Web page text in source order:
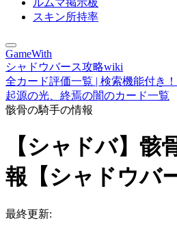
ルムマ掲示板
スキン所持率
GameWith
シャドウバース攻略wiki
全カード評価一覧 | 検索機能付き！
起源の光、終焉の闇のカード一覧
骸骨の騎手の情報
【シャドバ】骸
報【シャドウバ
最終更新: